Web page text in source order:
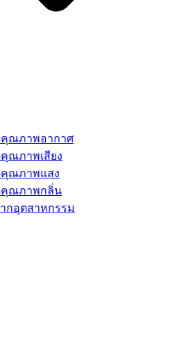
คุณภาพอากาศ
ณภาพเสียง
คุณภาพแสง
คุณภาพกลิ่น
กอุตสาหกรรม